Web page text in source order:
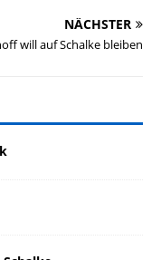
NÄCHSTER
will auf Schalke bleiben